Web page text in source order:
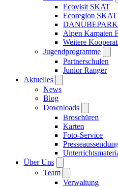
Ecovisit SKAT
Ecoregion SKAT
Alpen Karpaten
Weitere
Jugendprogramme
Partnerschulen
Junior Ranger
Aktuelles
News
Blog
Downloads
Broschüren
Karten
Foto-Service
Über Uns
Team
Verwaltung